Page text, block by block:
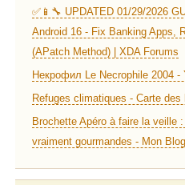
✅📱🔧 UPDATED 01/29/2026
Android 16 - Fix Banking Apps,
(APatch Method) | XDA Forums
Некрофил Le Necrophile 2004 -
Refuges climatiques - Carte
Brochette Apéro à faire la veille
vraiment gourmandes - Mon